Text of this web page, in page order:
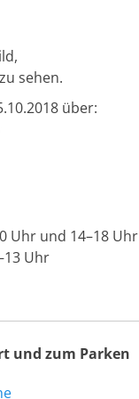
zu sehen.
über:
Uhr und 14–18 Uhr
Uhr
und zum Parken